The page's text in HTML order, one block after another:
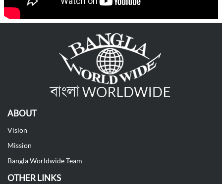
ABOUT
Vision
Mission
Bangla Worldwide Team
OTHER LINKS